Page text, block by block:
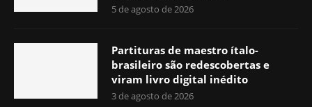
5 de agosto de 2026
Partituras de maestro ítalo-
brasileiro são redescobertas e
viram livro digital inédito
3 de agosto de 2026